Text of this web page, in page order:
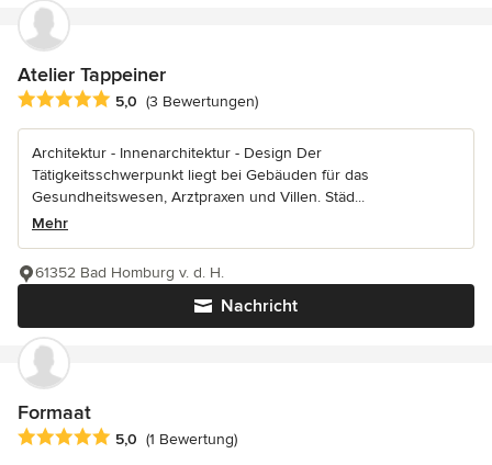
Atelier Tappeiner
Durchschnittliche Bewertung: 5 von 5 Sternen
5,0 (3 Bewertungen)
Architektur - Innenarchitektur - Design Der
Tätigkeitsschwerpunkt liegt bei Gebäuden für das
Gesundheitswesen, Arztpraxen und Villen. Städ...
Mehr
Nachricht
61352 Bad Homburg v. d. H.
Formaat
Durchschnittliche Bewertung: 5 von 5 Sternen
5,0 (1 Bewertung)